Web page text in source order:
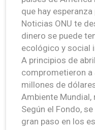
que hay
Noticias ONU te
dinero se puede
ecológico y social
A principios de
comprometieron
millones de
Ambiente Mundial,
Según el Fondo,
gran paso en los